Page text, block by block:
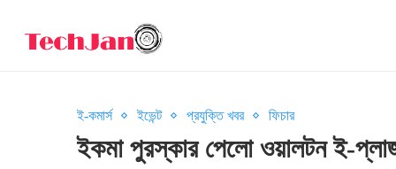
ই-কমার্স ইভেন্ট প্রযুক্তি খবর ফিচার
ইকমা পুরস্কার পেলো ওয়ালটন ই-